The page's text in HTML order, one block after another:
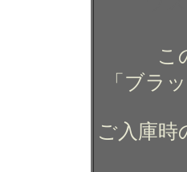
こ
「ブラ
ご入庫時